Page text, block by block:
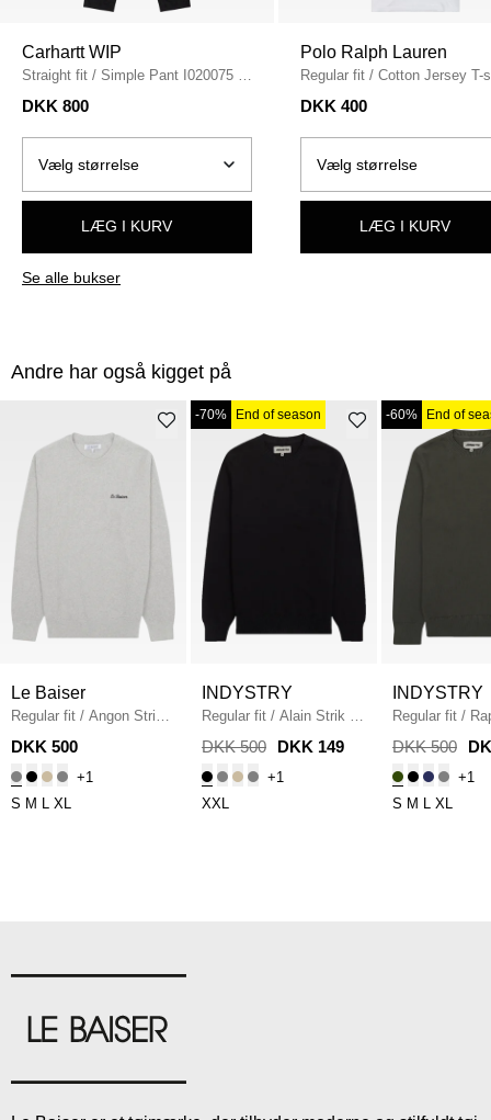
Carhartt WIP
Straight fit / Simple Pant I020075
BLACK
DKK 800
LÆG I KURV
Se alle bukser
Polo Ralph Lauren
Regular fit / Cotton Jersey T-
HVID
DKK 400
LÆG I KURV
Andre har også kigget på
Le Baiser
Regular fit / Angon Strik
L.GREY MEL.
DKK 500
+1
S M XL
-70% End of season
INDYSTRY
Regular fit / Alain Strik
BLACK
DKK 500 DKK 149
+1
XXL
-60% End of
INDYSTRY
Regular fit /
/ ARMY
DKK 500
+1
S M XL